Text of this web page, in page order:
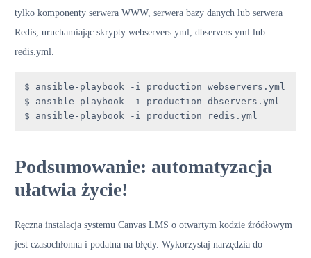
tylko komponenty serwera WWW, serwera bazy danych lub serwera
Redis, uruchamiając skrypty webservers.yml, dbservers.yml lub
redis.yml.
$ ansible-playbook -i production webservers.yml
$ ansible-playbook -i production dbservers.yml
$ ansible-playbook -i production redis.yml
Podsumowanie: automatyzacja
ułatwia życie!
Ręczna instalacja systemu Canvas LMS o otwartym kodzie źródłowym
jest czasochłonna i podatna na błędy. Wykorzystaj narzędzia do